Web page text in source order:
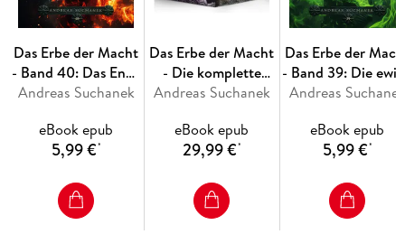
. . . Silber- und Bronze-Gewinner beim Lovelybooks Lesepreis
2017!
. . . Platz 3 als Buchliebling 2016 bei "Was liest du?"!
Das Erbe der Macht erscheint monatlich als E-Book und alle
drei Monate als Hardcover-Sammelband.
Das Erbe der Macht
- Band 40: Das Ende
des Weges
Andreas Suchanek
eBook epub
5,99 €*
Das Erbe der Macht
- Die komplette
Schattenchronik
Andreas Suchanek
eBook epub
29,99 €*
Das Erbe der
- Band 39: Die
Flamme
Andreas Suchanek
eBook epub
5,99 €*